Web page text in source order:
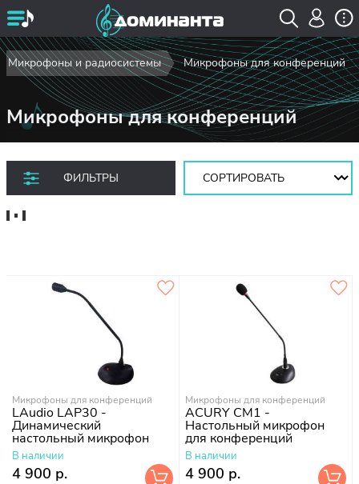
Микрофоны и радиосистемы Микрофоны для конференций
Микрофоны для конференций
ФИЛЬТРЫ
Сортировать:
Микрофоны для конференций
LAudio LAP30 -
Динамический
настольный микрофон
В наличии
4 900 р.
Микрофоны для конференций
ACURY CM1 -
Настольный микрофон
для конференций
В наличии
4 900 р.